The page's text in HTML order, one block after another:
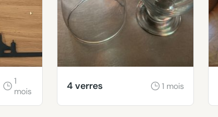
1
mois
4 verres 1 mois